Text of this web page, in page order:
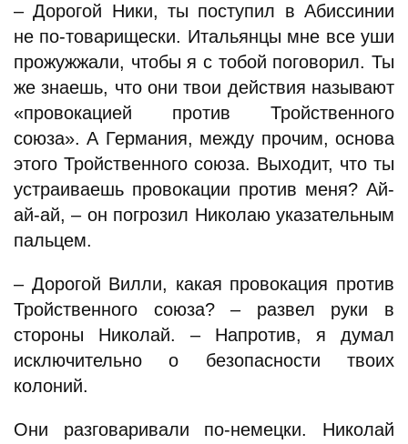
– Дорогой Ники, ты поступил в Абиссинии
не по-товарищески. Итальянцы мне все уши
прожужжали, чтобы я с тобой поговорил. Ты
же знаешь, что они твои действия называют
«провокацией против Тройственного
союза». А Германия, между прочим, основа
этого Тройственного союза. Выходит, что ты
устраиваешь провокации против меня? Ай-
ай-ай, – он погрозил Николаю указательным
пальцем.
– Дорогой Вилли, какая провокация против
Тройственного союза? – развел руки в
стороны Николай. – Напротив, я думал
исключительно о безопасности твоих
колоний.
Они разговаривали по-немецки. Николай